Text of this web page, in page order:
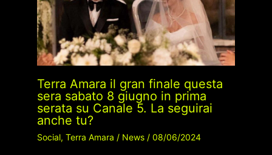
Terra Amara il gran finale questa
sera sabato 8 giugno in prima
serata su Canale 5. La seguirai
anche tu?
Social, Terra Amara / News/ 08/06/2024